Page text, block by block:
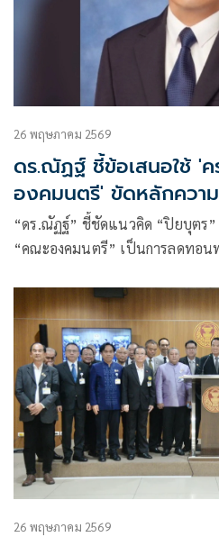
26 พฤษภาคม 2569
ดร.ณัฏฐ์ ชี้ข้อเสนอใช้ '
องคมนตรี' ขัดหลักความ
เมือง
“ดร.ณัฏฐ์” ชี้ชัดแนวคิด “ปิยบุตร
“คณะองคมนตรี” เป็นการลดทอน
26 พฤษภาคม 2569